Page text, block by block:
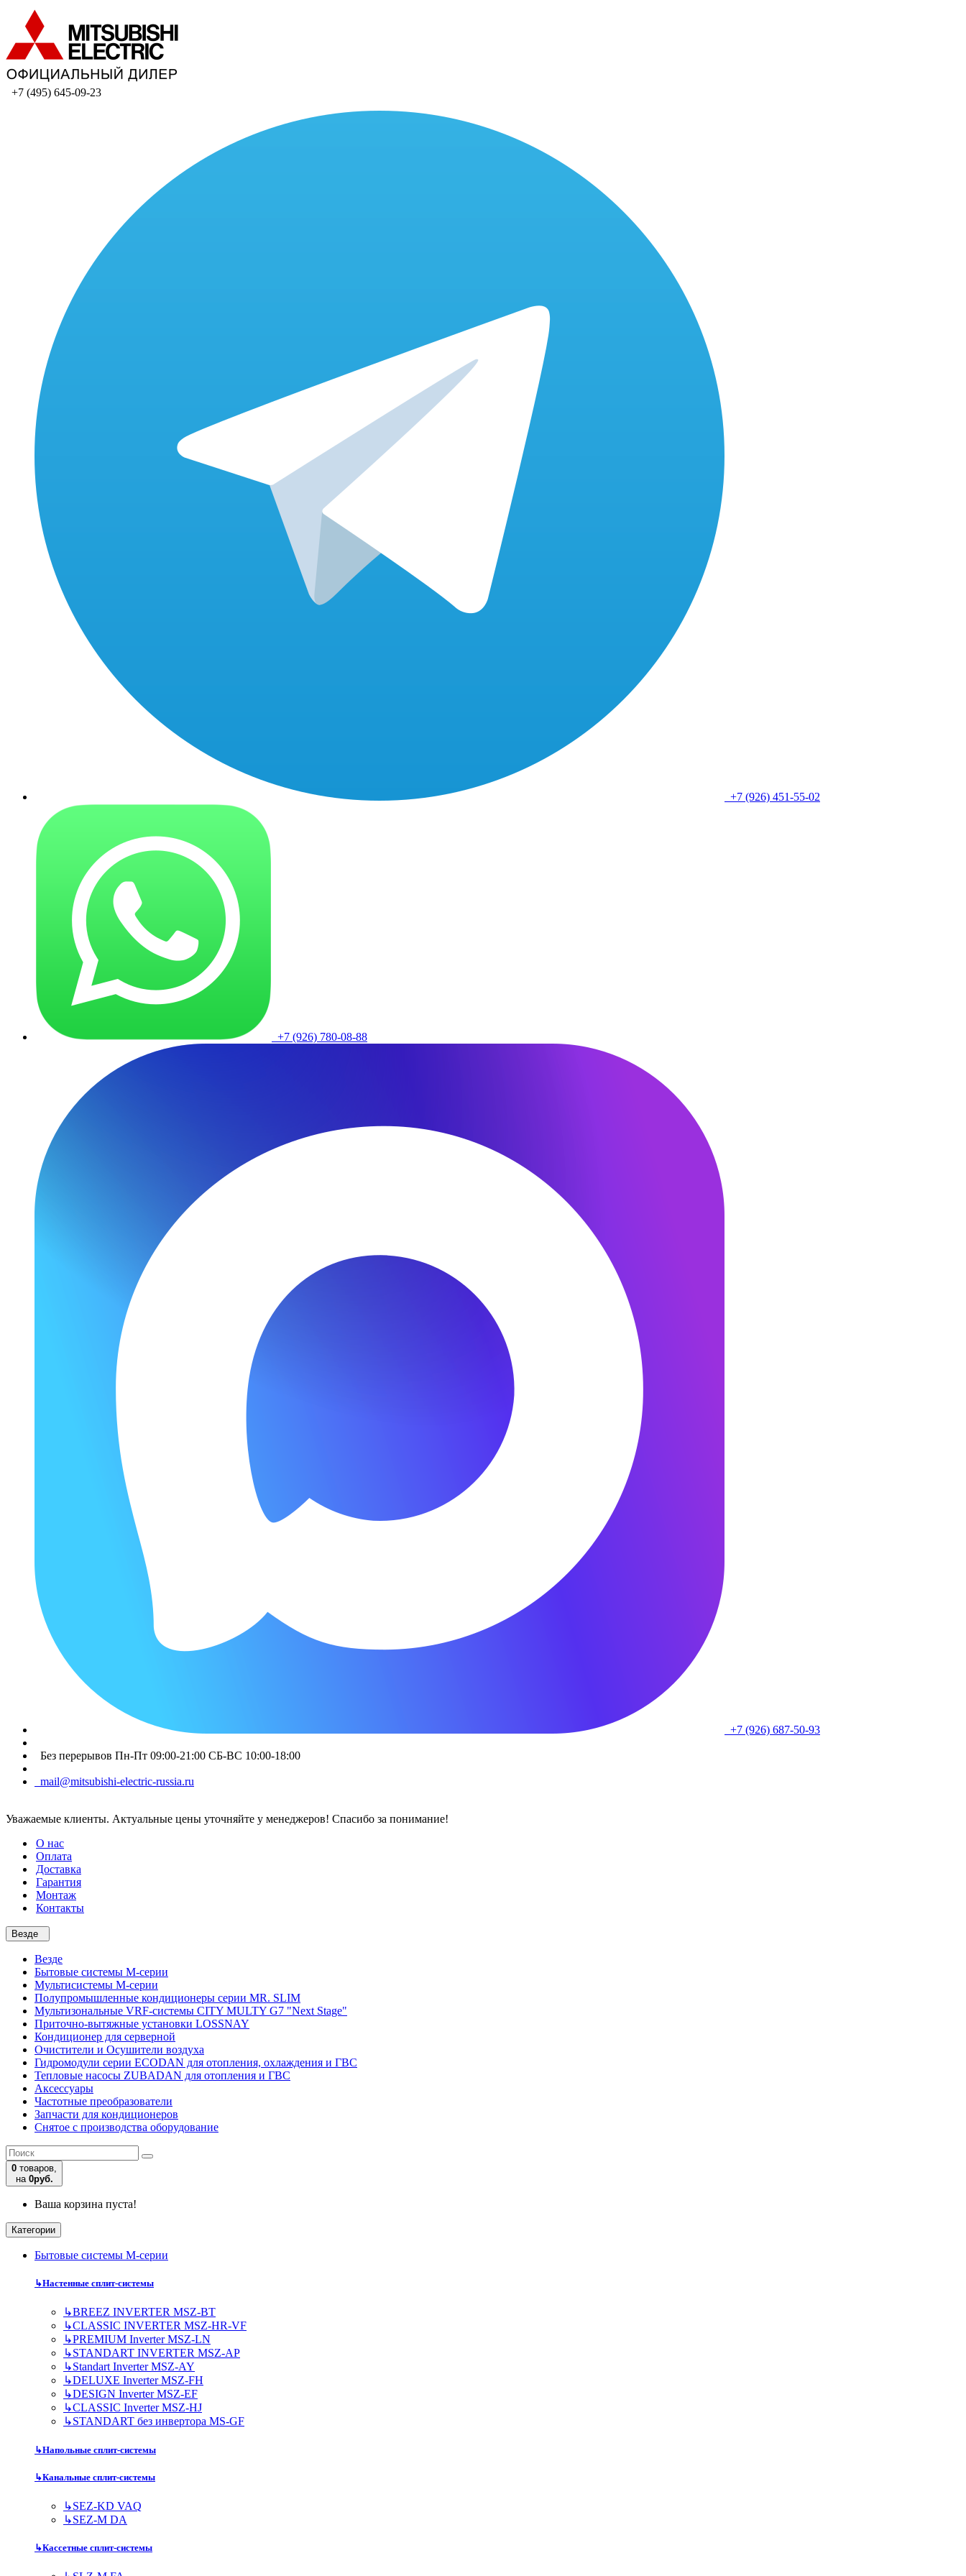
+7 (495) 645-09-23
+7 (926) 451-55-02
+7 (926) 780-08-88
+7 (926) 687-50-93
Без перерывов Пн-Пт 09:00-21:00 СБ-ВС 10:00-18:00
mail@mitsubishi-electric-russia.ru
Уважаемые клиенты. Актуальные цены уточняйте у менеджеров! Спасибо за понимание!
О нас
Оплата
Доставка
Гарантия
Монтаж
Контакты
Везде
Везде
Бытовые системы M-серии
Мультисистемы M-серии
Полупромышленные кондиционеры серии MR. SLIM
Мультизональные VRF-системы CITY MULTY G7 "Next Stage"
Приточно-вытяжные установки LOSSNAY
Кондиционер для серверной
Очистители и Осушители воздуха
Гидромодули серии ECODAN для отопления, охлаждения и ГВС
Тепловые насосы ZUBADAN для отопления и ГВС
Аксесcуары
Частотные преобразователи
Запчасти для кондиционеров
Снятое с производства оборудование
0 товаров,
на 0руб.
Ваша корзина пуста!
Категории
Бытовые системы M-серии
↳Настенные сплит-системы
↳BREEZ INVERTER MSZ-BT
↳CLASSIC INVERTER MSZ-HR-VF
↳PREMIUM Inverter MSZ-LN
↳STANDART INVERTER MSZ-AP
↳Standart Inverter MSZ-AY
↳DELUXE Inverter MSZ-FH
↳DESIGN Inverter MSZ-EF
↳CLASSIC Inverter MSZ-HJ
↳STANDART без инвертора MS-GF
↳Напольные сплит-системы
↳Канальные сплит-системы
↳SEZ-KD VAQ
↳SEZ-M DA
↳Кассетные сплит-системы